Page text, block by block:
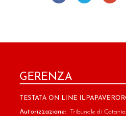
GERENZA
TESTATA ON LINE
Autorizzazione: Tribunale di